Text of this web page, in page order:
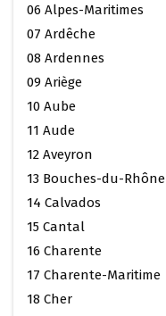
06 Alpes-Maritimes
07 Ardêche
08 Ardennes
09 Ariège
10 Aube
11 Aude
12 Aveyron
13 Bouches-du-Rhône
14 Calvados
15 Cantal
16 Charente
17 Charente-Maritime
18 Cher